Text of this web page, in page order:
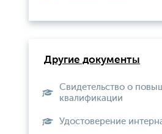
Другие документы
Свидетельство о
квалификации
Удостоверение